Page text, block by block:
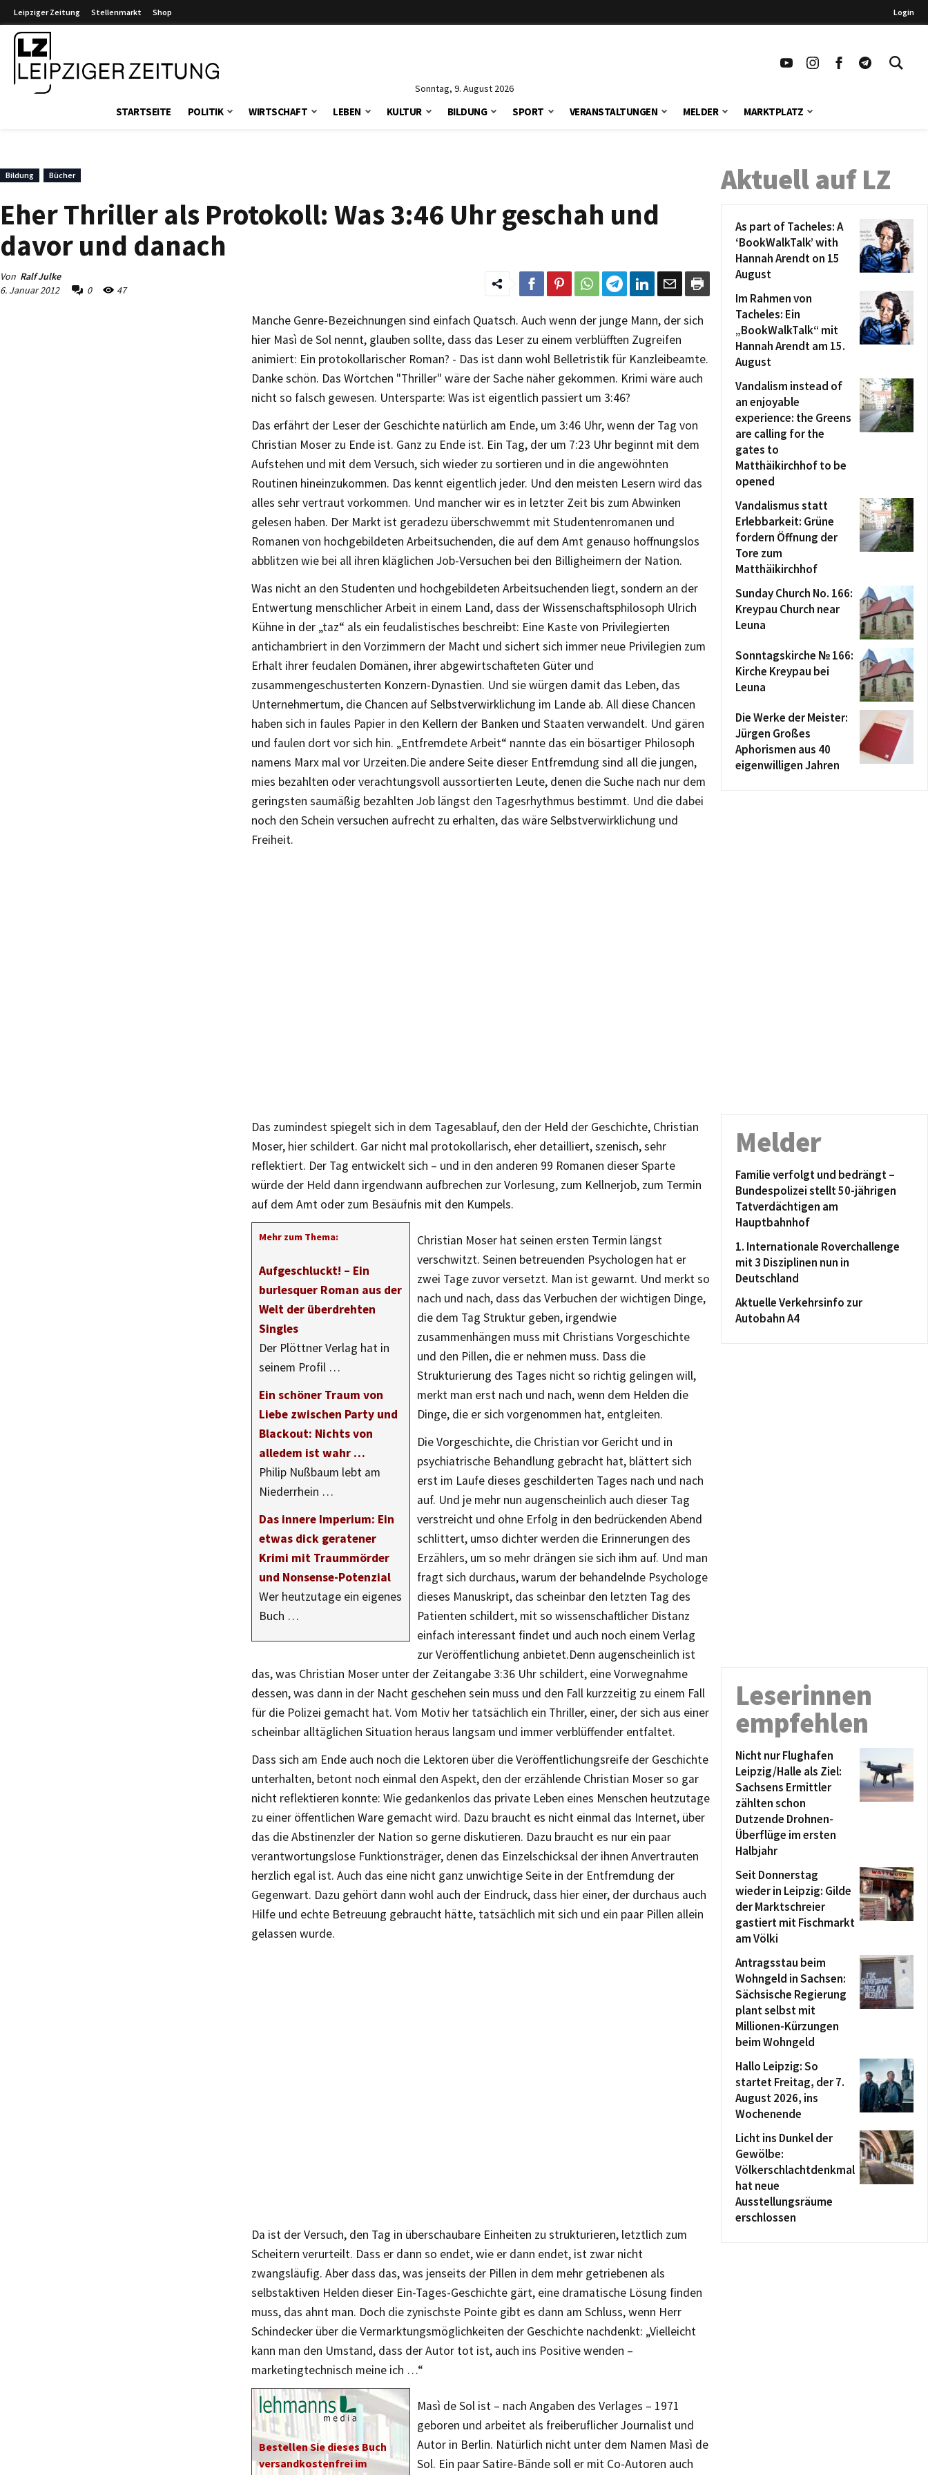
Leipziger Zeitung Stellenmarkt Shop Login
Sonntag, 9. August 2026
STARTSEITE POLITIK WIRTSCHAFT LEBEN KULTUR BILDUNG SPORT VERANSTALTUNGEN MELDER MARKTPLATZ
Bildung Bücher
Eher Thriller als Protokoll: Was 3:46 Uhr geschah und
davor und danach
Von Ralf Julke
6. Januar 2012
0 47
Manche Genre-Bezeichnungen sind einfach Quatsch. Auch wenn der junge Mann, der sich
hier Masì de Sol nennt, glauben sollte, dass das Leser zu einem verblüfften Zugreifen
animiert: Ein protokollarischer Roman? - Das ist dann wohl Belletristik für Kanzleibeamte.
Danke schön. Das Wörtchen "Thriller" wäre der Sache näher gekommen. Krimi wäre auch
nicht so falsch gewesen. Untersparte: Was ist eigentlich passiert um 3:46?
Das erfährt der Leser der Geschichte natürlich am Ende, um 3:46 Uhr, wenn der Tag von
Christian Moser zu Ende ist. Ganz zu Ende ist. Ein Tag, der um 7:23 Uhr beginnt mit dem
Aufstehen und mit dem Versuch, sich wieder zu sortieren und in die angewöhnten
Routinen hineinzukommen. Das kennt eigentlich jeder. Und den meisten Lesern wird das
alles sehr vertraut vorkommen. Und mancher wir es in letzter Zeit bis zum Abwinken
gelesen haben. Der Markt ist geradezu überschwemmt mit Studentenromanen und
Romanen von hochgebildeten Arbeitsuchenden, die auf dem Amt genauso hoffnungslos
abblitzen wie bei all ihren kläglichen Job-Versuchen bei den Billigheimern der Nation.
Was nicht an den Studenten und hochgebildeten Arbeitsuchenden liegt, sondern an der
Entwertung menschlicher Arbeit in einem Land, dass der Wissenschaftsphilosoph Ulrich
Kühne in der „taz“ als ein feudalistisches beschreibt: Eine Kaste von Privilegierten
antichambriert in den Vorzimmern der Macht und sichert sich immer neue Privilegien zum
Erhalt ihrer feudalen Domänen, ihrer abgewirtschafteten Güter und
zusammengeschusterten Konzern-Dynastien. Und sie würgen damit das Leben, das
Unternehmertum, die Chancen auf Selbstverwirklichung im Lande ab. All diese Chancen
haben sich in faules Papier in den Kellern der Banken und Staaten verwandelt. Und gären
und faulen dort vor sich hin. „Entfremdete Arbeit“ nannte das ein bösartiger Philosoph
namens Marx mal vor Urzeiten.Die andere Seite dieser Entfremdung sind all die jungen,
mies bezahlten oder verachtungsvoll aussortierten Leute, denen die Suche nach nur dem
geringsten saumäßig bezahlten Job längst den Tagesrhythmus bestimmt. Und die dabei
noch den Schein versuchen aufrecht zu erhalten, das wäre Selbstverwirklichung und
Freiheit.
Das zumindest spiegelt sich in dem Tagesablauf, den der Held der Geschichte, Christian
Moser, hier schildert. Gar nicht mal protokollarisch, eher detailliert, szenisch, sehr
reflektiert. Der Tag entwickelt sich – und in den anderen 99 Romanen dieser Sparte
würde der Held dann irgendwann aufbrechen zur Vorlesung, zum Kellnerjob, zum Termin
auf dem Amt oder zum Besäufnis mit den Kumpels.
Mehr zum Thema:
Aufgeschluckt! – Ein
burlesquer Roman aus der
Welt der überdrehten
Singles
Der Plöttner Verlag hat in
seinem Profil …
Ein schöner Traum von
Liebe zwischen Party und
Blackout: Nichts von
alledem ist wahr …
Philip Nußbaum lebt am
Niederrhein …
Das innere Imperium: Ein
etwas dick geratener
Krimi mit Traummörder
und Nonsense-Potenzial
Wer heutzutage ein eigenes
Buch …
Christian Moser hat seinen ersten Termin längst
verschwitzt. Seinen betreuenden Psychologen hat er
zwei Tage zuvor versetzt. Man ist gewarnt. Und merkt so
nach und nach, dass das Verbuchen der wichtigen Dinge,
die dem Tag Struktur geben, irgendwie
zusammenhängen muss mit Christians Vorgeschichte
und den Pillen, die er nehmen muss. Dass die
Strukturierung des Tages nicht so richtig gelingen will,
merkt man erst nach und nach, wenn dem Helden die
Dinge, die er sich vorgenommen hat, entgleiten.
Die Vorgeschichte, die Christian vor Gericht und in
psychiatrische Behandlung gebracht hat, blättert sich
erst im Laufe dieses geschilderten Tages nach und nach
auf. Und je mehr nun augenscheinlich auch dieser Tag
verstreicht und ohne Erfolg in den bedrückenden Abend
schlittert, umso dichter werden die Erinnerungen des
Erzählers, um so mehr drängen sie sich ihm auf. Und man
fragt sich durchaus, warum der behandelnde Psychologe
dieses Manuskript, das scheinbar den letzten Tag des
Patienten schildert, mit so wissenschaftlicher Distanz
einfach interessant findet und auch noch einem Verlag
zur Veröffentlichung anbietet.Denn augenscheinlich ist
das, was Christian Moser unter der Zeitangabe 3:36 Uhr schildert, eine Vorwegnahme
dessen, was dann in der Nacht geschehen sein muss und den Fall kurzzeitig zu einem Fall
für die Polizei gemacht hat. Vom Motiv her tatsächlich ein Thriller, einer, der sich aus einer
scheinbar alltäglichen Situation heraus langsam und immer verblüffender entfaltet.
Dass sich am Ende auch noch die Lektoren über die Veröffentlichungsreife der Geschichte
unterhalten, betont noch einmal den Aspekt, den der erzählende Christian Moser so gar
nicht reflektieren konnte: Wie gedankenlos das private Leben eines Menschen heutzutage
zu einer öffentlichen Ware gemacht wird. Dazu braucht es nicht einmal das Internet, über
das die Abstinenzler der Nation so gerne diskutieren. Dazu braucht es nur ein paar
verantwortungslose Funktionsträger, denen das Einzelschicksal der ihnen Anvertrauten
herzlich egal ist. Auch das eine nicht ganz unwichtige Seite in der Entfremdung der
Gegenwart. Dazu gehört dann wohl auch der Eindruck, dass hier einer, der durchaus auch
Hilfe und echte Betreuung gebraucht hätte, tatsächlich mit sich und ein paar Pillen allein
gelassen wurde.
Da ist der Versuch, den Tag in überschaubare Einheiten zu strukturieren, letztlich zum
Scheitern verurteilt. Dass er dann so endet, wie er dann endet, ist zwar nicht
zwangsläufig. Aber dass das, was jenseits der Pillen in dem mehr getriebenen als
selbstaktiven Helden dieser Ein-Tages-Geschichte gärt, eine dramatische Lösung finden
muss, das ahnt man. Doch die zynischste Pointe gibt es dann am Schluss, wenn Herr
Schindecker über die Vermarktungsmöglichkeiten der Geschichte nachdenkt: „Vielleicht
kann man den Umstand, dass der Autor tot ist, auch ins Positive wenden –
marketingtechnisch meine ich …“
Bestellen Sie dieses Buch
versandkostenfrei im
Masì de Sol ist – nach Angaben des Verlages – 1971
geboren und arbeitet als freiberuflicher Journalist und
Autor in Berlin. Natürlich nicht unter dem Namen Masì de
Sol. Ein paar Satire-Bände soll er mit Co-Autoren auch
Aktuell auf LZ
As part of Tacheles: A
‘BookWalkTalk’ with
Hannah Arendt on 15
August
Im Rahmen von
Tacheles: Ein
„BookWalkTalk“ mit
Hannah Arendt am 15.
August
Vandalism instead of
an enjoyable
experience: the Greens
are calling for the
gates to
Matthäikirchhof to be
opened
Vandalismus statt
Erlebbarkeit: Grüne
fordern Öffnung der
Tore zum
Matthäikirchhof
Sunday Church No. 166:
Kreypau Church near
Leuna
Sonntagskirche № 166:
Kirche Kreypau bei
Leuna
Die Werke der Meister:
Jürgen Großes
Aphorismen aus 40
eigenwilligen Jahren
Melder
Familie verfolgt und bedrängt –
Bundespolizei stellt 50-jährigen
Tatverdächtigen am
Hauptbahnhof
1. Internationale Roverchallenge
mit 3 Disziplinen nun in
Deutschland
Aktuelle Verkehrsinfo zur
Autobahn A4
Leserinnen
empfehlen
Nicht nur Flughafen
Leipzig/Halle als Ziel:
Sachsens Ermittler
zählten schon
Dutzende Drohnen-
Überflüge im ersten
Halbjahr
Seit Donnerstag
wieder in Leipzig: Gilde
der Marktschreier
gastiert mit Fischmarkt
am Völki
Antragsstau beim
Wohngeld in Sachsen:
Sächsische Regierung
plant selbst mit
Millionen-Kürzungen
beim Wohngeld
Hallo Leipzig: So
startet Freitag, der 7.
August 2026, ins
Wochenende
Licht ins Dunkel der
Gewölbe:
Völkerschlachtdenkmal
hat neue
Ausstellungsräume
erschlossen